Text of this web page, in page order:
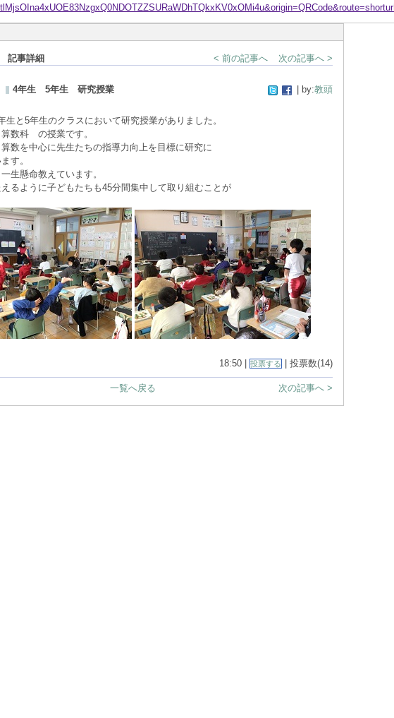
事詳細 < 前の記事へ 次の記事へ >
4年生 5年生 研究授業 | by:教頭
と5年生のクラスにおいて研究授業がありました。
数科 の授業です。
数を中心に先生たちの指導力向上を目標に研究に
す。
生懸命教えています。
るように子どもたちも45分間集中して取り組むことが
18:50 | 投票する | 投票数(14)
次の記事へ >
一覧へ戻る